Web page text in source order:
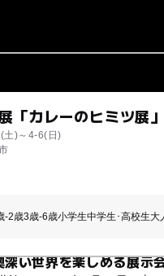
「カレーのヒミツ展」
土)～4-6(日)
-2歳3歳-6歳小学生中学生･高校生大
深い世界を楽しめる展示